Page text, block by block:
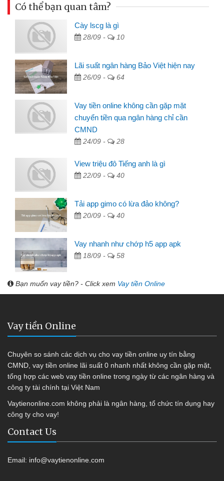
Có thể bạn quan tâm?
Cày lscg là gì
28/09 - 10
Lãi suất ngân hàng Bảo Việt hiện nay
26/09 - 64
Vay tiền online không cần gặp mặt
chuyển tiền qua ngân hàng chỉ cần
CMND
24/09 - 28
View triệu đô Tiếng anh là gì
22/09 - 40
Tải app gimo có lừa đảo không?
20/09 - 40
Vay nhanh như chớp h5 app apk
18/09 - 58
Bạn muốn vay tiền? - Click xem Vay tiền Online
Vay tiền Online
Chuyên so sánh các dịch vụ cho vay tiền online uy tín bằng
CMND, vay tiền online lãi suất 0 nhanh nhất không cần gặp mặt,
tổng hợp các web vay tiền online trong ngày từ các ngân hàng và
công ty tài chính tại Việt Nam
Vaytienonline.com không phải là ngân hàng, tổ chức tín dụng hay
công ty cho vay!
Contact Us
Email: info@vaytienonline.com